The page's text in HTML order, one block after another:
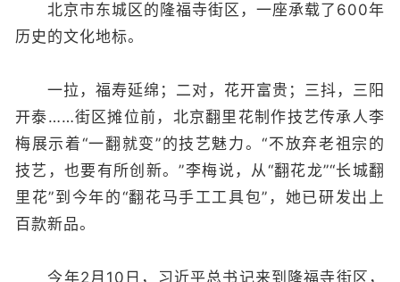
北京市东城区的隆福寺街区，一座承载了600年
历史的文化地标。
一拉，福寿延绵；二对，花开富贵；三抖，三阳
开泰……街区摊位前，北京翻里花制作技艺传承人李
梅展示着“一翻就变”的技艺魅力。“不放弃老祖宗的
技艺，也要有所创新。”李梅说，从“翻花龙”“长城翻
里花”到今年的“翻花马手工工具包”，她已研发出上
百款新品。
今年2月10日，习近平总书记来到隆福寺街区，